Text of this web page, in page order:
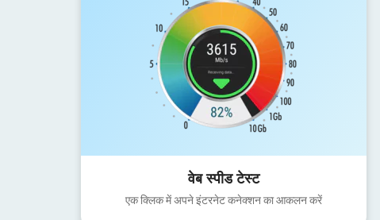
वेब स्पीड टेस्ट
एक क्लिक में अपने इंटरनेट कनेक्शन का आकलन करें